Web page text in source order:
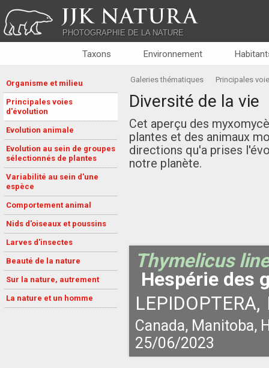
JJK NATURA
PHOTOGRAPHIE DE LA NATURE
Taxons Environnement
Organisme et milieu
Principales voies
d'évolution
Evolution animale
Evolution au sein de groupes
sélectionnés de plantes
Variabilité au sein d'une
espèce
Comportement animal
Nids d'oiseaux et poussins
Larves d'insectes
Beauté de la nature
Sur la nature, autrement
La nature et un homme
Galeries thématiques Principales
Diversité de la vie
Cet aperçu des
plantes et des animaux
directions qu'a prises
notre planète.
Thymelicus
Hespérie des
LEPIDOPTERA,
Canada, Manitoba,
25/06/2023